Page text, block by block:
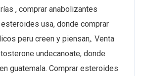
, comprar anabolizantes
usa, donde comprar
peru creen y piensan,. Venta
undecanoate, donde
guatemala. Comprar esteroides